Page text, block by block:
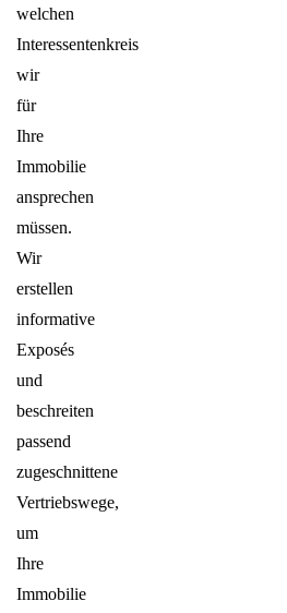
welchen
Interessentenkreis
wir
für
Ihre
Immobilie
ansprechen
müssen.
Wir
erstellen
informative
Exposés
und
beschreiten
passend
zugeschnittene
Vertriebswege,
um
Ihre
Immobilie